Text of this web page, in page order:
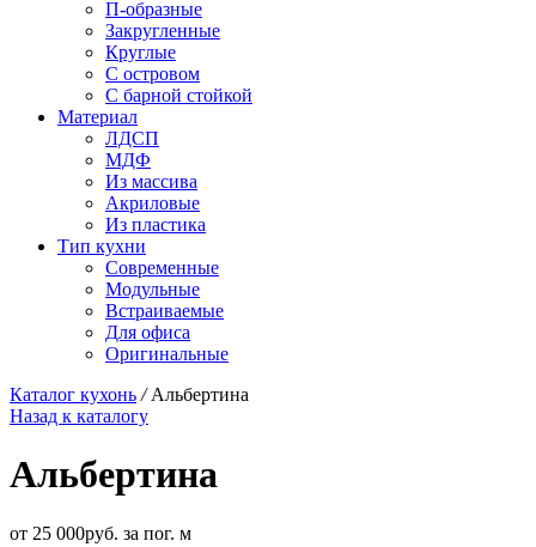
П-образные
Закругленные
Круглые
С островом
С барной стойкой
Материал
ЛДСП
МДФ
Из массива
Акриловые
Из пластика
Тип кухни
Современные
Модульные
Встраиваемые
Для офиса
Оригинальные
Каталог кухонь /Альбертина
Назад к каталогу
Альбертина
от 25 000руб. за пог. м